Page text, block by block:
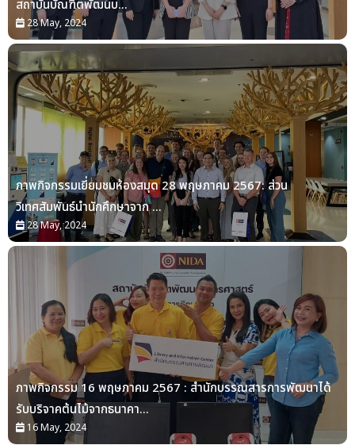
สถาบันบัณฑิตพัฒนบ...
28 May, 2024
ภาพกิจกรรมเยี่ยมชมห้องสมุด 28 พฤษภาคม 2567: ส่วน
วิเทศสัมพันธ์นำนักศึกษาจาก ...
28 May, 2024
ภาพกิจกรรม 16 พฤษภาคม 2567 : สำนักบรรณสารการพัฒนาได้
รับบริจาคต้นไม้จากธนาคา...
16 May, 2024